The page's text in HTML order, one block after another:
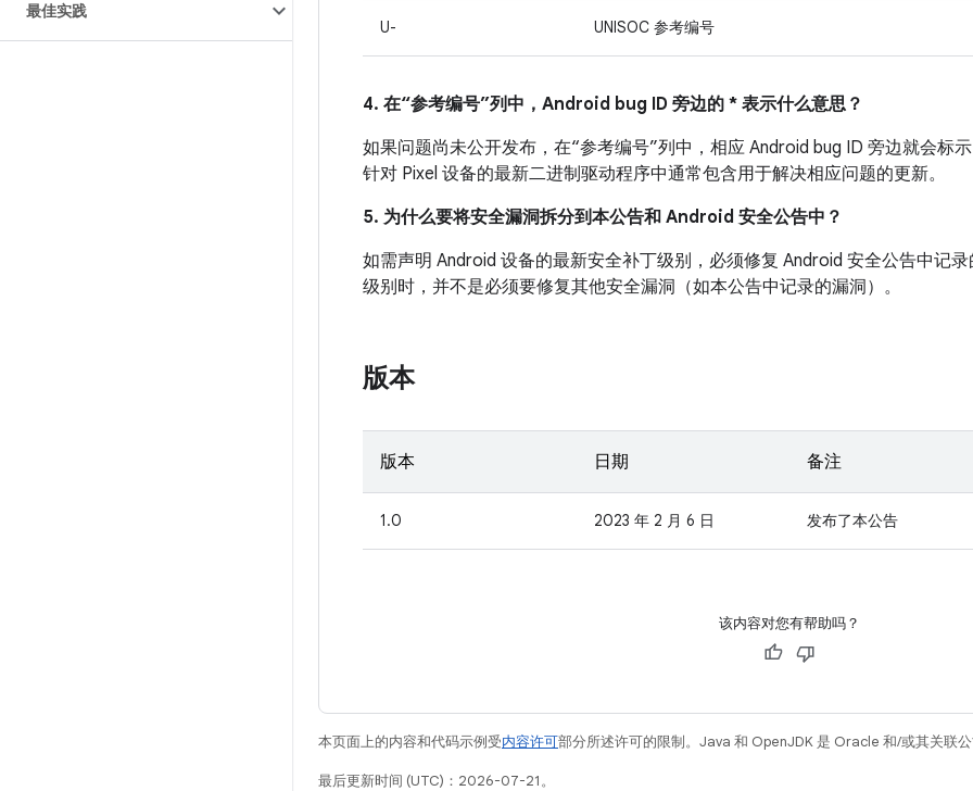
最佳实践
U- UNISOC 参考编号
4. 在“参考编号”列中，Android bug ID 旁边的 * 表示什么意思？
如果问题尚未公开发布，在“参考编号”列中，相应 Android bug ID 旁边就会标
针对 Pixel 设备的最新二进制驱动程序中通常包含用于解决相应问题的更新。
5. 为什么要将安全漏洞拆分到本公告和 Android 安全公告中？
如需声明 Android 设备的最新安全补丁级别，必须修复 Android 安全公告中记
级别时，并不是必须要修复其他安全漏洞（如本公告中记录的漏洞）。
版本
版本 日期 备注
1.0 2023 年 2 月 6 日 发布了本公告
该内容对您有帮助吗？
本页面上的内容和代码示例受内容许可部分所述许可的限制。Java 和 OpenJDK 是 Oracle 和/或其关联
最后更新时间 (UTC)：2026-07-21。